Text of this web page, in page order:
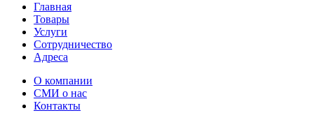
Главная
Товары
Услуги
Сотрудничество
Адреса
О компании
СМИ о нас
Контакты